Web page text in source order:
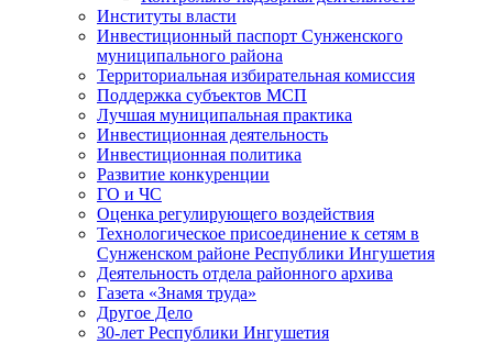
Институты власти
Инвестиционный паспорт Сунженского
муниципального района
Территориальная избирательная комиссия
Поддержка субъектов МСП
Лучшая муниципальная практика
Инвестиционная деятельность
Инвестиционная политика
Развитие конкуренции
ГО и ЧС
Оценка регулирующего воздействия
Технологическое присоединение к сетям в
Сунженском районе Республики Ингушетия
Деятельность отдела районного архива
Газета «Знамя труда»
Другое Дело
30-лет Республики Ингушетия